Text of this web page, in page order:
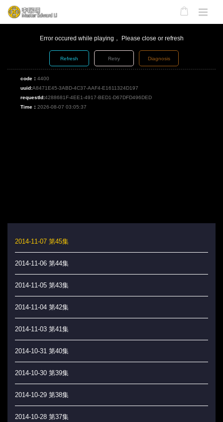
Error occured while playing， Please close or refresh
Refresh Retry Diagnosis
code： 4400
uuid:A8471E45-3ABD-4C37-AAF4-E1611324D197
requestId:4288681F-4EE1-4917-BED1-D67DFD496DED
Time： 2026-08-07 03:05:37
2014-11-07 第45集
2014-11-06 第44集
2014-11-05 第43集
2014-11-04 第42集
2014-11-03 第41集
2014-10-31 第40集
2014-10-30 第39集
2014-10-29 第38集
2014-10-28 第37集